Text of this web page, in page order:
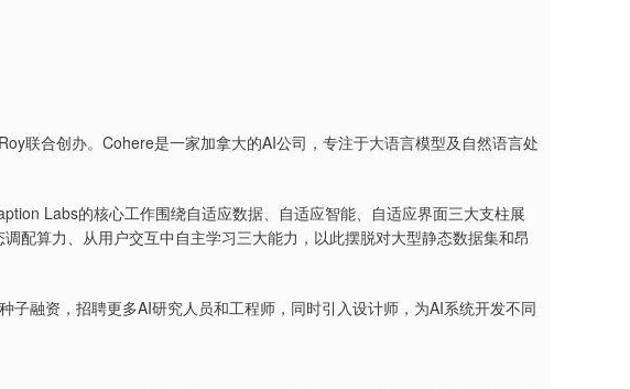
联合创办。Cohere是一家加拿大的AI公司，专注于大语言模型及自然语言处
Labs的核心工作围绕自适应数据、自适应智能、自适应界面三大支柱展
配算力、从用户交互中自主学习三大能力，以此摆脱对大型静态数据集和昂
融资，招聘更多AI研究人员和工程师，同时引入设计师，为AI系统开发不同